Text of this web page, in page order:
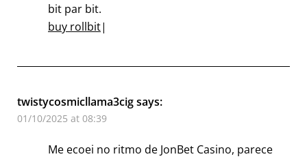
bit par bit.
buy rollbit|
twistycosmicllama3cigsays:
01/10/2025 at 08:39
Me ecoei no ritmo de JonBet Casino, parece